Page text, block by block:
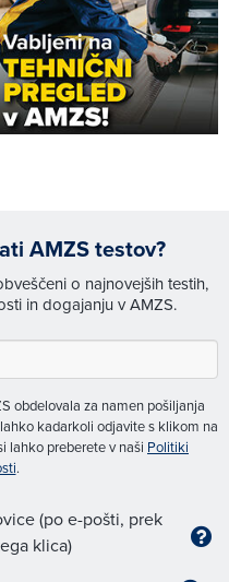
AMZS testov?
o najnovejših testih,
in dogajanju v AMZS.
obdelovala za namen pošiljanja
kadarkoli odjavite s klikom na
lahko preberete v naši Politiki
.
(po e-pošti, prek
klica)